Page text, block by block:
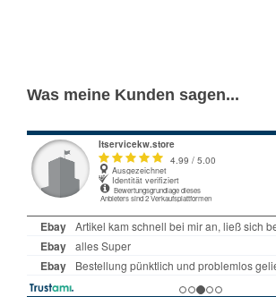
Was meine Kunden sagen...